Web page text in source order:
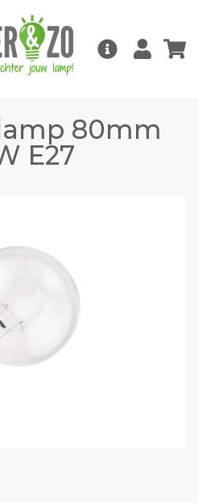
80mm
E27